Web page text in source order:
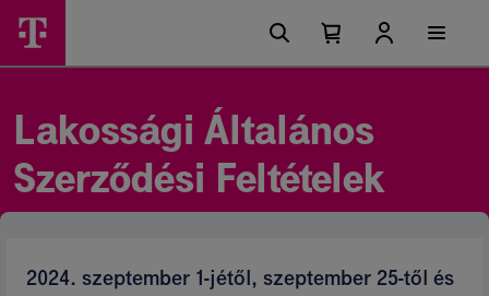
Lakossági
Ászf
Magyar
Telekom
csoport
Főmenü
lehetőségek
Kosárban
Kosár
Lakossági Általános
Szerződési Feltételek
2024. szeptember 1-jétől, szeptember 25-től és